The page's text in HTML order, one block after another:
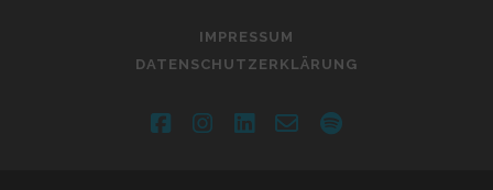
IMPRESSUM
DATENSCHUTZERKLÄRUNG
facebookinstagram
linkedin
email-spotify